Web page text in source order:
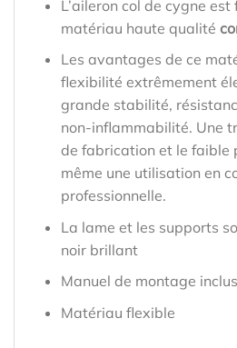
L’aileron col de cygne
matériau haute qualité
Les avantages de ce
flexibilité extrêmement
grande stabilité,
non-inflammabilité. Une
de fabrication et le faible
même une utilisation en
professionnelle.
La lame et les supports
noir brillant
Manuel de montage inclus
Matériau flexible